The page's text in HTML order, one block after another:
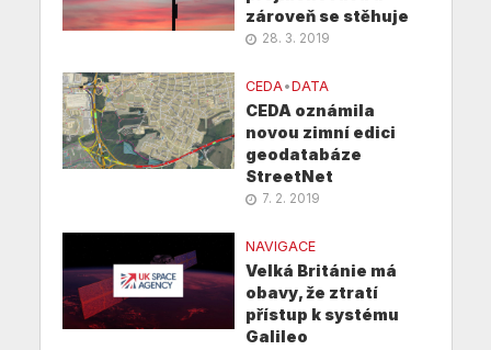
zároveň se stěhuje
28. 3. 2019
CEDA•DATA
CEDA oznámila
novou zimní edici
geodatabáze
StreetNet
7. 2. 2019
NAVIGACE
Velká Británie má
obavy, že ztratí
přístup k systému
Galileo